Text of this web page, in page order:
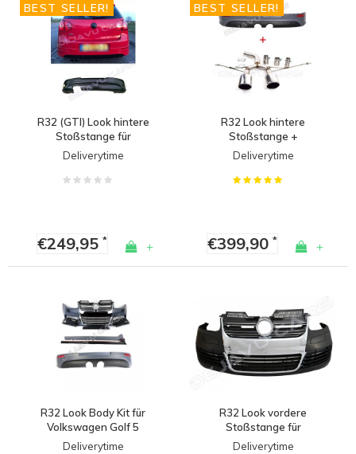
BEST SELLER!
R32 (GTI) Look hintere
Stoßstange für
Volkswagen Golf 5
Deliverytime
€249,95* +
BEST SELLER!
R32 Look hintere
Stoßstange +
Sportauspuff für
Volkswagen Golf 5
Deliverytime
€399,90* +
R32 Look Body Kit für
Volkswagen Golf 5
Deliverytime
R32 Look vordere
Stoßstange für
Volkswagen Golf 5
Deliverytime